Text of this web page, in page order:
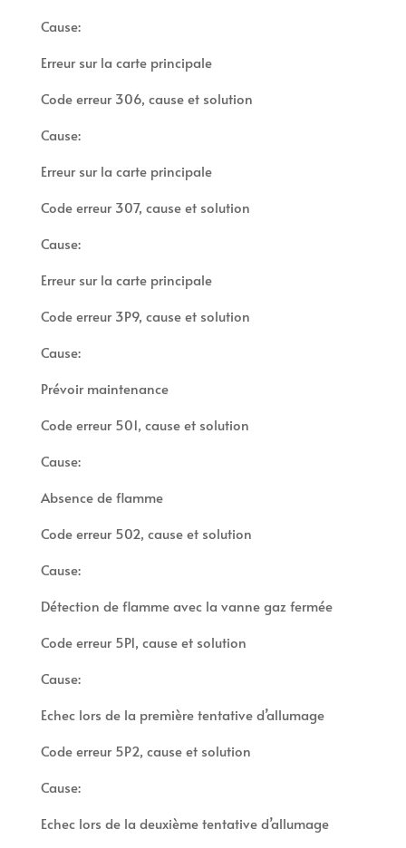
Cause:
Erreur sur la carte principale
Code erreur 306, cause et solution
Cause:
Erreur sur la carte principale
Code erreur 307, cause et solution
Cause:
Erreur sur la carte principale
Code erreur 3P9, cause et solution
Cause:
Prévoir maintenance
Code erreur 501, cause et solution
Cause:
Absence de flamme
Code erreur 502, cause et solution
Cause:
Détection de flamme avec la vanne gaz fermée
Code erreur 5P1, cause et solution
Cause:
Echec lors de la première tentative d’allumage
Code erreur 5P2, cause et solution
Cause:
Echec lors de la deuxième tentative d’allumage